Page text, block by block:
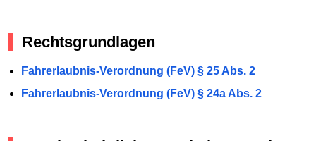
Rechtsgrundlagen
Fahrerlaubnis-Verordnung (FeV) § 25 Abs. 2
Fahrerlaubnis-Verordnung (FeV) § 24a Abs. 2